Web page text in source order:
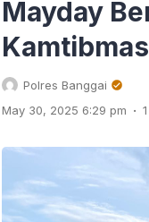
Mayday
Kamtibmas
Polres Banggai
May 30, 2025 6:29 pm .